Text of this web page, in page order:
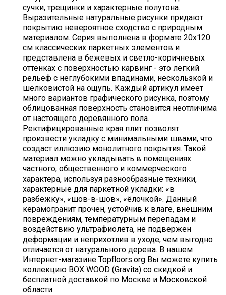
сучки, трещинки и характерные полутона.
Выразительные натуральные рисунки придают
покрытию невероятное сходство с природным
материалом. Серия выполнена в формате 20х120
см классических паркетных элементов и
представлена в бежевых и светло-коричневых
оттенках с поверхностью карвинг - это легкий
рельеф с неглубокими впадинами, нескользкой и
шелковистой на ощупь. Каждый артикул имеет
много вариантов графического рисунка, поэтому
облицованная поверхность становится неотличима
от настоящего деревянного пола.
Ректифицированные края плит позволят
произвести укладку с минимальными швами, что
создаст иллюзию монолитного покрытия. Такой
материал можно укладывать в помещениях
частного, общественного и коммерческого
характера, используя разнообразные техники,
характерные для паркетной укладки: «в
разбежку», «шов-в-шов», «ёлочкой». Данный
керамогранит прочен, устойчив к влаге, внешним
повреждениям, температурным перепадам и
воздействию ультрафиолета, не подвержен
деформации и неприхотлив в уходе, чем выгодно
отличается от натурального дерева. В нашем
Интернет-магазине Topfloors.org Вы можете купить
коллекцию BOX WOOD (Gravita) со скидкой и
бесплатной доставкой по Москве и Московской
области.